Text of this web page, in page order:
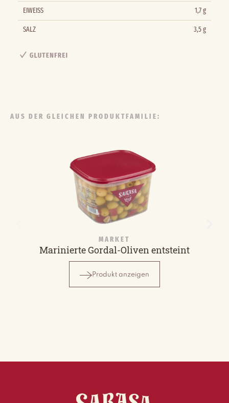
EIWEISS 1,7 g
SALZ 3,5 g
AUS DER GLEICHEN PRODUKTFAMILIE:
MARKET
Marinierte Gordal-Oliven entsteint
Produkt anzeigen